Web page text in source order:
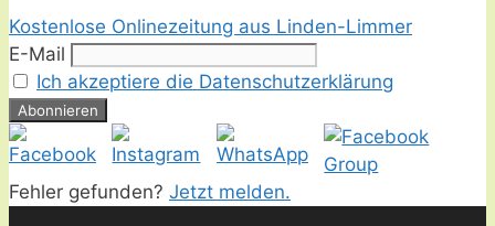
Kostenlose Onlinezeitung aus Linden-Limmer
E-Mail
Ich akzeptiere die Datenschutzerklärung
Fehler gefunden? Jetzt melden.